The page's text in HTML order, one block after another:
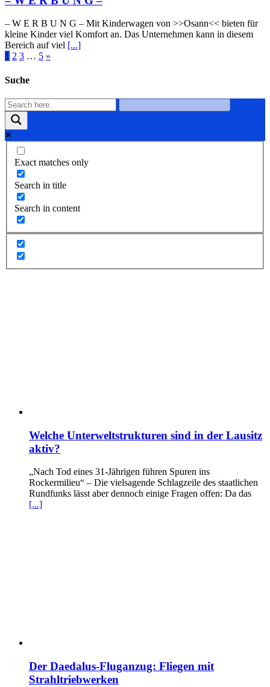
– W Ε R Β U Ν G – Mit Kinderwagen von >>Osann<< bieten für
kleine Kinder viel Komfort an. Das Unternehmen kann in diesem
Bereich auf viel [...]
1 2 3 … 5 »
Suche
Exact matches only
Search in title
Search in content
Welche Unterweltstrukturen sind in der Lausitz
aktiv?
„Nach Tod eines 31-Jährigen führen Spuren ins
Rockermilieu“ – Die vielsagende Schlagzeile des staatlichen
Rundfunks lässt aber dennoch einige Fragen offen: Da das
[...]
Der Daedalus-Fluganzug: Fliegen mit
Strahltriebwerken